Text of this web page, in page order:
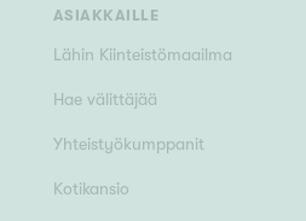
ASIAKKAILLE
Lähin Kiinteistömaailma
Hae välittäjää
Yhteistyökumppanit
Kotikansio